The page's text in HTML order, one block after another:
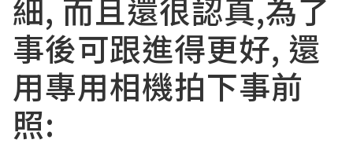
細, 而且還很認真,為了
事後可跟進得更好, 還
用專用相機拍下事前
照: